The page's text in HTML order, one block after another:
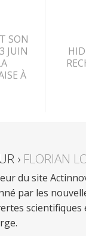
SON
JUIN
À
› FLORIAN
du site
par les